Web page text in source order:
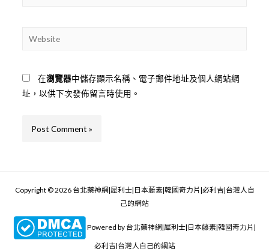
Website
在瀏覽器中儲存顯示名稱、電子郵件地址及個人網站網
址，以供下次發佈留言時使用。
Copyright © 2026 台北藥神網|犀利士|日本藤素|韓國奇力片|必利吉|台灣人自
己的網站
Powered by 台北藥神網|犀利士|日本藤素|韓國奇力片|
必利吉|台灣人自己的網站